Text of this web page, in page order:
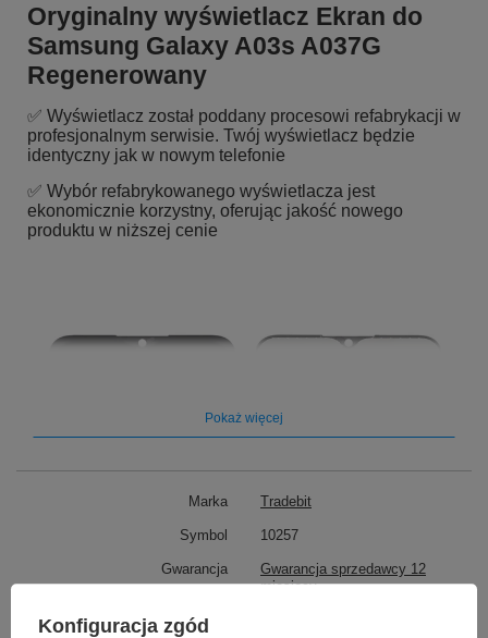
Oryginalny wyświetlacz Ekran do
Samsung Galaxy A03s A037G
Regenerowany
✅ Wyświetlacz został poddany procesowi refabrykacji w
profesjonalnym serwisie. Twój wyświetlacz będzie
identyczny jak w nowym telefonie
✅ Wybór refabrykowanego wyświetlacza jest
ekonomicznie korzystny, oferując jakość nowego
produktu w niższej cenie
Pokaż więcej
Marka Tradebit
Symbol 10257
Gwarancja
Gwarancja sprzedawcy 12
miesięcy
Pasuje do marki
Konfiguracja zgód